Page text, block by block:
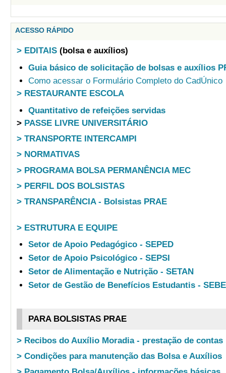
ACESSO RÁPIDO
> EDITAIS (bolsa e auxílios)
Guia básico de solicitação de bolsas e auxílios
Como acessar o Formulário Completo do CadÚnico
> RESTAURANTE ESCOLA
Quantitativo de refeições servidas
> PASSE LIVRE UNIVERSITÁRIO
> TRANSPORTE INTERCAMPI
> NORMATIVAS
> PROGRAMA BOLSA PERMANÊNCIA MEC
> PERFIL DOS BOLSISTAS
> TRANSPARÊNCIA - Bolsistas PRAE
> ESTRUTURA E EQUIPE
Setor de Apoio Pedagógico - SEPED
Setor de Apoio Psicológico - SEPSI
Setor de Alimentação e Nutrição - SETAN
Setor de Gestão de Benefícios Estudantis -
PARA BOLSISTAS PRAE
> Recibos do Auxílio Moradia - prestação de contas
> Condições para manutenção das Bolsa e Auxílios